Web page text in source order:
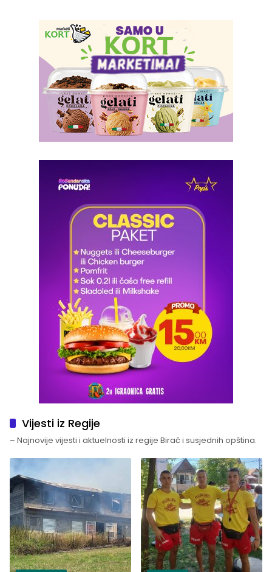
Vijesti iz Regije
– Najnovije vijesti i aktuelnosti iz regije Birač i susjednih opština.